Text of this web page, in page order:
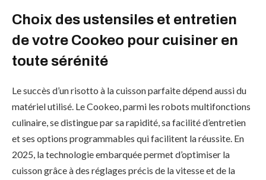
Choix des ustensiles et entretien
de votre Cookeo pour cuisiner en
toute sérénité
Le succès d’un risotto à la cuisson parfaite dépend aussi du
matériel utilisé. Le Cookeo, parmi les robots multifonctions
culinaire, se distingue par sa rapidité, sa facilité d’entretien
et ses options programmables qui facilitent la réussite. En
2025, la technologie embarquée permet d’optimiser la
cuisson grâce à des réglages précis de la vitesse et de la